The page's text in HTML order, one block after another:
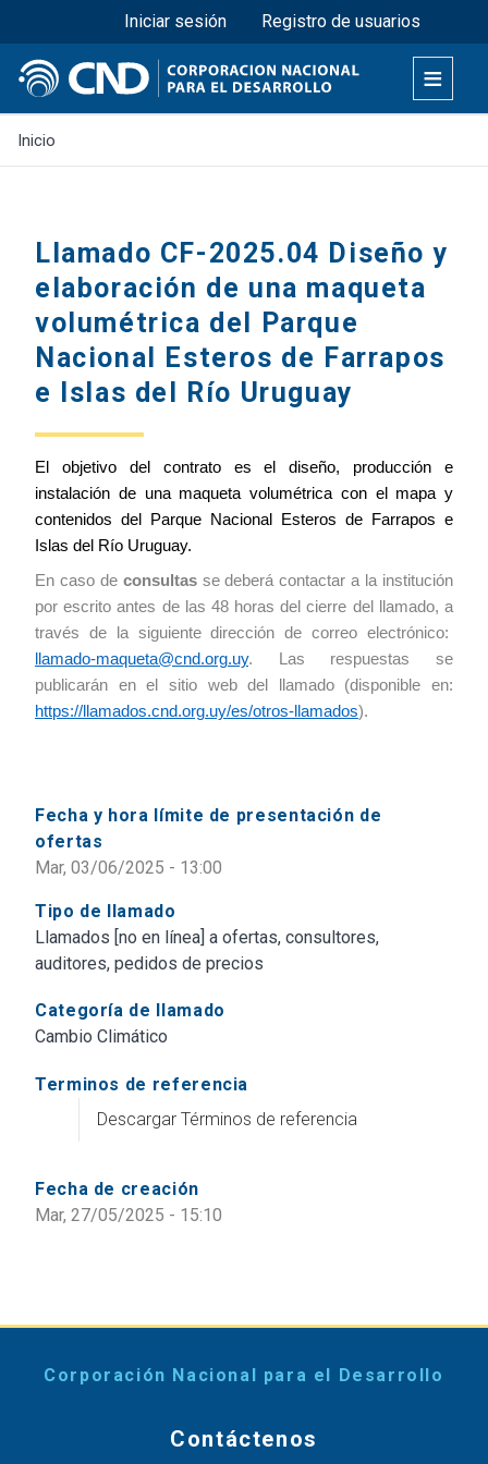
Pasar
al
contenido
principal
Menú superior
Iniciar sesión Registro de usuarios
Inicio
Fecha y hora límite de presentación de
ofertas
Mar, 03/06/2025 - 13:00
Tipo de llamado
Llamados [no en línea] a ofertas, consultores,
auditores, pedidos de precios
Categoría de llamado
Cambio Climático
Terminos de referencia
Descargar Términos de referencia
Fecha de creación
Mar, 27/05/2025 - 15:10
Llamado CF-2025.04 Diseño y
elaboración de una maqueta
volumétrica del Parque
Nacional Esteros de Farrapos
e Islas del Río Uruguay
El objetivo del contrato es el diseño, producción e
instalación de una maqueta volumétrica con el mapa y
contenidos del Parque Nacional Esteros de Farrapos e
Islas del Río Uruguay.
En caso de consultas se deberá contactar a la institución
por escrito antes de las 48 horas del cierre del llamado, a
través de la siguiente dirección de correo electrónico:
llamado-maqueta@cnd.org.uy. Las respuestas se
publicarán en el sitio web del llamado (disponible en:
https://llamados.cnd.org.uy/es/otros-llamados).
Corporación Nacional para el Desarrollo
Contáctenos